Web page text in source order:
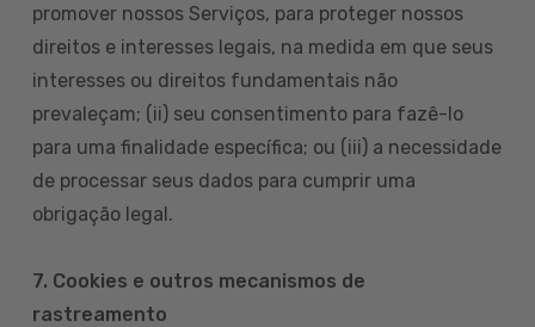
promover nossos Serviços, para proteger nossos
direitos e interesses legais, na medida em que seus
interesses ou direitos fundamentais não
prevaleçam; (ii) seu consentimento para fazê-lo
para uma finalidade específica; ou (iii) a necessidade
de processar seus dados para cumprir uma
obrigação legal.
7. Cookies e outros mecanismos de
rastreamento